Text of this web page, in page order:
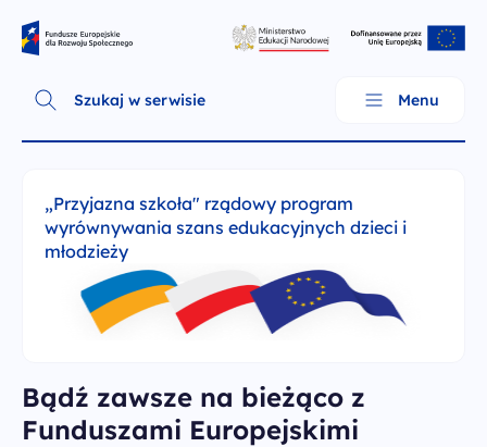
Fundusze Europejskie dla Rozwoju Społecznego
Szukaj w serwisie Menu
„Przyjazna szkoła" rządowy program
wyrównywania szans edukacyjnych dzieci i
młodzieży
O programie
Bądź zawsze na bieżąco z
Funduszami Europejskimi